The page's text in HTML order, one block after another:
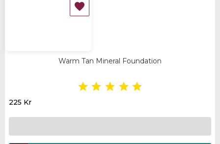

Warm Tan Mineral Foundation
    
225 Kr